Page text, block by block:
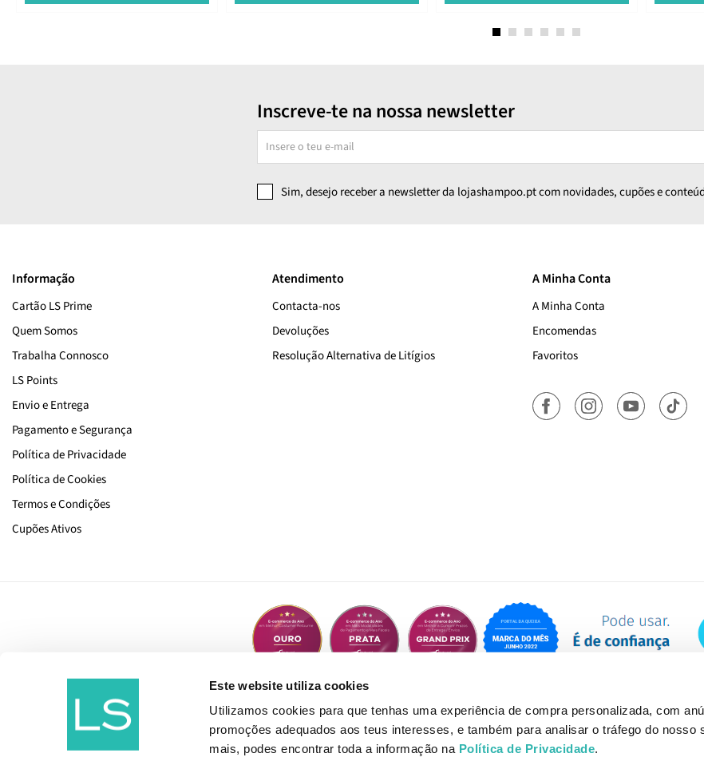
Este website utiliza cookies
Utilizamos cookies para que tenhas uma experiência de compra personalizada, com
promoções adequados aos teus interesses, e também para analisar o tráfego do nosso
mais, podes encontrar toda a informação na Política de Privacidade.
Inscreve-te na nossa newsletter
Sim, desejo receber a newsletter da lojashampoo.pt com novidades, cupões e
Informação
Cartão LS Prime
Quem Somos
Trabalha Connosco
LS Points
Envio e Entrega
Pagamento e Segurança
Política de Privacidade
Política de Cookies
Termos e Condições
Cupões Ativos
Atendimento
Contacta-nos
Devoluções
Resolução Alternativa de Litígios
A Minha Conta
A Minha Conta
Encomendas
Favoritos